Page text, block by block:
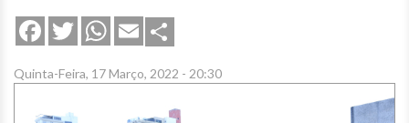
FacebookTwitterWhatsApp
Email
Quinta-Feira, 17 Março, 2022 - 20:30